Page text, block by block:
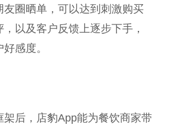
友圈晒单，可以达到刺激购买
以及客户反馈上逐步下手，
感度。
架后，店豹App能为餐饮商家带